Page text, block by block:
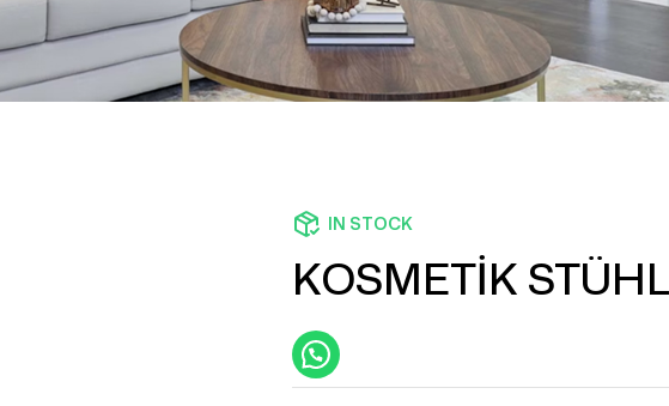
IN STOCK
KOSMETİK